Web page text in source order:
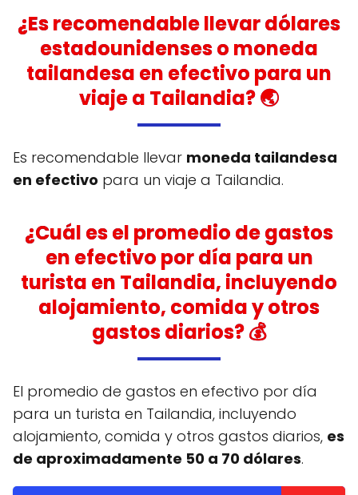
¿Es recomendable llevar dólares
estadounidenses o moneda
tailandesa en efectivo para un
viaje a Tailandia? 🌏
Es recomendable llevar moneda tailandesa
en efectivo para un viaje a Tailandia.
¿Cuál es el promedio de gastos
en efectivo por día para un
turista en Tailandia, incluyendo
alojamiento, comida y otros
gastos diarios? 💰
El promedio de gastos en efectivo por día
para un turista en Tailandia, incluyendo
alojamiento, comida y otros gastos diarios, es
de aproximadamente 50 a 70 dólares.